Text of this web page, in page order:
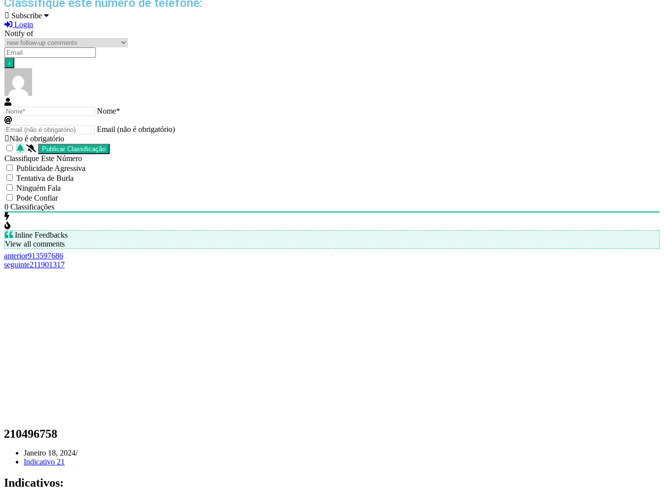
Classifique este número de telefone:
Subscribe
Login
Notify of
Nome*
Email (não é obrigatório)
Não é obrigatório
Classifique Este Número
Publicidade Agressiva
Tentativa de Burla
Ninguém Fala
Pode Confiar
0 Classificações
Inline Feedbacks
View all comments
anterior913597686
seguinte211901317
210496758
Janeiro 18, 2024
Indicativo 21
Indicativos: